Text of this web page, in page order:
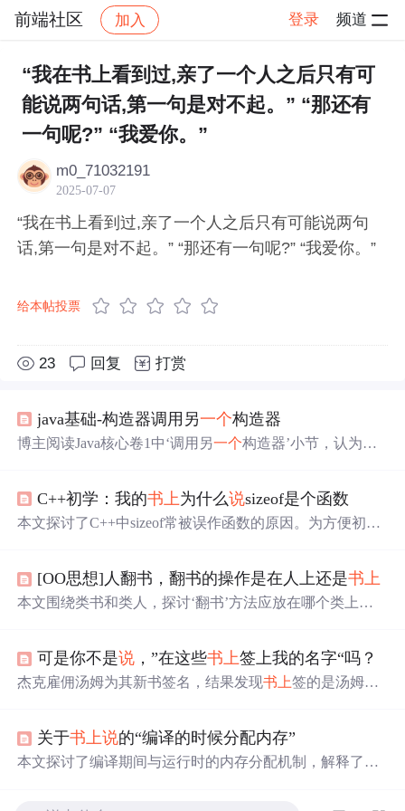
前端社区 加入 登录 频道
社区 前端社区 感慨 帖子详情
“我在书上看到过,亲了一个人之后只有可
能说两句话,第一句是对不起。” “那还有
一句呢?” “我爱你。”
m0_71032191
2025-07-07
“我在书上看到过,亲了一个人之后只有可能说两句
话,第一句是对不起。” “那还有一句呢?” “我爱你。”
给本帖投票
23 回复 打赏
java基础-构造器调用另一个构造器
博主阅读Java核心卷1中‘调用另一个构造器’小节，认为书
调用本类构造器。
C++初学：我的书上为什么说sizeof是个函数
本文探讨了C++中sizeof常被误作函数的原因。为方便初学
需头文件、可直接作用于类型，与函数有明显区别。
[OO思想]人翻书，翻书的操作是在人上还是书上
本文围绕类书和类人，探讨‘翻书’方法应放在哪个类上。
书、人信息及‘翻书’影响的情况，从状态变化角度分析‘翻
书’责任归属。
可是你不是说 ，”在这些书上签上我的名字“吗？
杰克雇佣汤姆为其新书签名，结果发现书上签的是汤姆的
关于书上说的“编译的时候分配内存”
本文探讨了编译期间与运行时的内存分配机制，解释了静